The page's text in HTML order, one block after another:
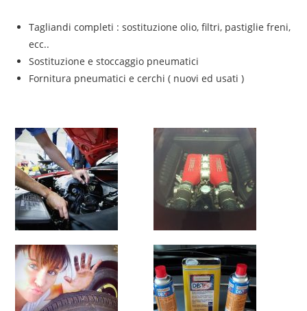
Tagliandi completi : sostituzione olio, filtri, pastiglie freni,
ecc..
Sostituzione e stoccaggio pneumatici
Fornitura pneumatici e cerchi ( nuovi ed usati )